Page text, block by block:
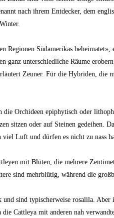
nach ihrem Entdecker, dem
Regionen Südamerikas
ganz unterschiedliche Räume
Zeuner. Für die Hybriden,
die Orchideen epiphytisch oder
sitzen oder auf Steinen gedeihen.
viel Luft und dürfen es nicht zu nass
mit Blüten, die mehrere
sind mehrblütig, während die
sind typischerweise rosalila.
Cattleya mit anderen nah